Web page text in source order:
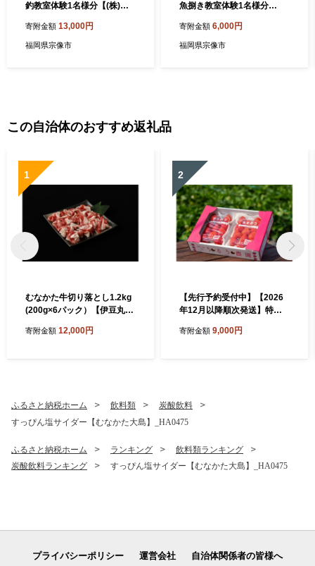
釣教室体験1名様分【(株)む
チケット 福岡県宗像市 宗像
市 福岡 宗像
寄附金額 13,000円
福岡県宗像市
魚捌き教室体験1名様分
27 体験 チケット 福岡県宗像
市 宗像市 福岡 宗像
寄附金額 6,000円
福岡県宗像市
この自治体のおすすめ返礼品
1
むなかた牛切り落とし1.2kg
(200g×6パック）【伊豆丸商
肉 切り落とし 1.2kg 小分け
寄附金額 12,000円
2
【先行予約受付中】【2026
年12月以降順次発送】特別
るう農園】_HA1965
寄附金額 9,000円
ふるさと納税ホーム 飲料類
炭酸飲料
すっぴん塩サイダー【むなかた大島】_HA0475
ふるさと納税ホーム ランキング
飲料類ランキング
炭酸飲料ランキング
すっぴん塩サイダー【むなかた大島】_HA0475
プライバシーポリシー 運営会社 自治体関係者の皆様へ